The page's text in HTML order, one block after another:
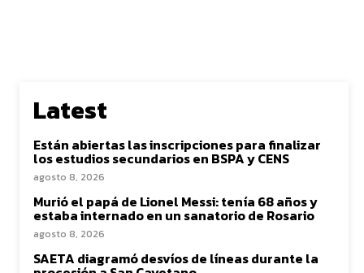
Latest
Están abiertas las inscripciones para finalizar
los estudios secundarios en BSPA y CENS
agosto 8, 2026
Murió el papá de Lionel Messi: tenía 68 años y
estaba internado en un sanatorio de Rosario
agosto 8, 2026
SAETA diagramó desvíos de líneas durante la